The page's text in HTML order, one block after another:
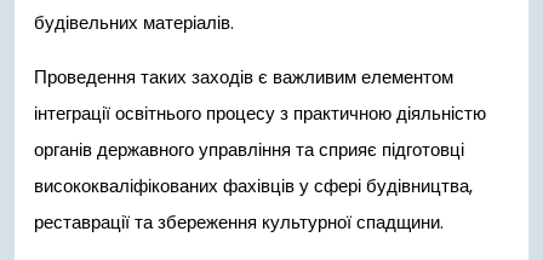
будівельних матеріалів.
Проведення таких заходів є важливим елементом
інтеграції освітнього процесу з практичною діяльністю
органів державного управління та сприяє підготовці
висококваліфікованих фахівців у сфері будівництва,
реставрації та збереження культурної спадщини.